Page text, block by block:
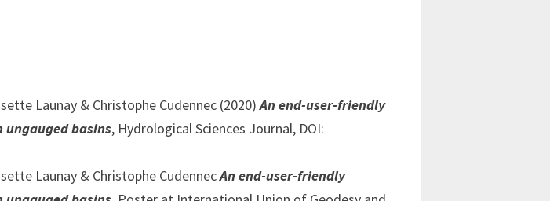
Launay & Christophe Cudennec (2020) An end-user-friendly
basins, Hydrological Sciences Journal, DOI:
Launay & Christophe CudennecAn end-user-friendly